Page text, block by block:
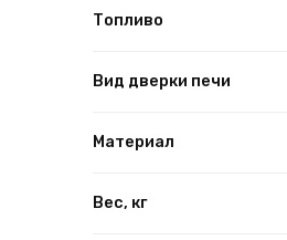
Топливо
Вид дверки печи
Материал
Вес, кг